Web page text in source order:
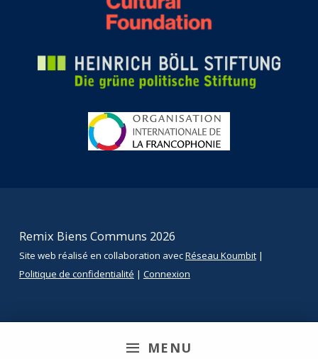
MENU
Remix Biens Communs 2026
Site web réalisé en collaboration avecRéseau Koumbit|
Politique de confidentialité | Connexion